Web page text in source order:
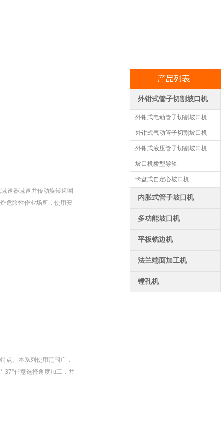
速器减速并传动旋转齿圈
危险性作业场所，使用安
点。本系列使用范围广，
37°任意选择角度加工，并
外钳式管子切割坡口机
外钳式电动管子切割坡口机
外钳式气动管子切割坡口机
外钳式液压管子切割坡口机
坡口机桥型导轨
卡盘式自定心坡口机
内胀式管子坡口机
多功能坡口机
平板铣边机
法兰端面加工机
镗孔机